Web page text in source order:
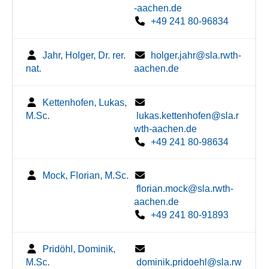
-aachen.de
+49 241 80-96834
Jahr, Holger, Dr. rer.
nat.
holger.jahr@sla.rwth-
aachen.de
Kettenhofen, Lukas,
M.Sc.
lukas.kettenhofen@sla.r
wth-aachen.de
+49 241 80-98634
Mock, Florian, M.Sc.
florian.mock@sla.rwth-
aachen.de
+49 241 80-91893
Pridöhl, Dominik,
M.Sc.
dominik.pridoehl@sla.rw